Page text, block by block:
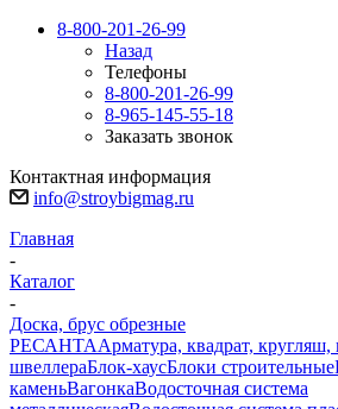
8-800-201-26-99
Назад
Телефоны
8-800-201-26-99
8-965-145-55-18
Заказать звонок
Контактная информация
info@stroybigmag.ru
Главная
-
Каталог
-
Доска, брус обрезные
РЕСАНТААрматура, квадрат, кругляш,
швеллераБлок-хаусБлоки строительные
каменьВагонкаВодосточная система